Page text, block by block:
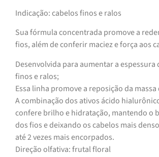
Indicação: cabelos finos e ralos
Sua fórmula concentrada promove a
fios, além de conferir maciez e força aos
Desenvolvida para aumentar a espessura
finos e ralos;
Essa linha promove a reposição da
A combinação dos ativos ácido
confere brilho e hidratação, mantendo o
dos fios e deixando os cabelos mais
até 2 vezes mais encorpados.
Direção olfativa: frutal floral